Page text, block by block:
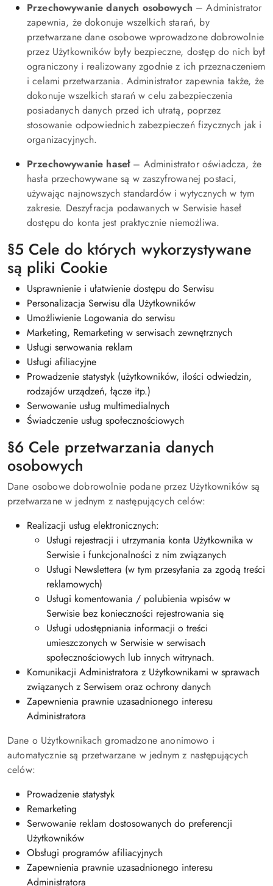
Przechowywanie danych osobowych– Administrator
zapewnia, że dokonuje wszelkich starań, by
przetwarzane dane osobowe wprowadzone dobrowolnie
przez Użytkowników były bezpieczne, dostęp do nich był
ograniczony i realizowany zgodnie z ich przeznaczeniem
i celami przetwarzania. Administrator zapewnia także, że
dokonuje wszelkich starań w celu zabezpieczenia
posiadanych danych przed ich utratą, poprzez
stosowanie odpowiednich zabezpieczeń fizycznych jak i
organizacyjnych.
Przechowywanie haseł– Administrator oświadcza, że
hasła przechowywane są w zaszyfrowanej postaci,
używając najnowszych standardów i wytycznych w tym
zakresie. Deszyfracja podawanych w Serwisie haseł
dostępu do konta jest praktycznie niemożliwa.
§5 Cele do których wykorzystywane
są pliki Cookie
Usprawnienie i ułatwienie dostępu do Serwisu
Personalizacja Serwisu dla Użytkowników
Umożliwienie Logowania do serwisu
Marketing, Remarketing w serwisach zewnętrznych
Usługi serwowania reklam
Usługi afiliacyjne
Prowadzenie statystyk (użytkowników, ilości odwiedzin,
rodzajów urządzeń, łącze itp.)
Serwowanie usług multimedialnych
Świadczenie usług społecznościowych
§6 Cele przetwarzania danych
osobowych
Dane osobowe dobrowolnie podane przez Użytkowników są
przetwarzane w jednym z następujących celów:
Realizacji usług elektronicznych:
Usługi rejestracji i utrzymania konta Użytkownika w
Serwisie i funkcjonalności z nim związanych
Usługi Newslettera (w tym przesyłania za zgodą treści
reklamowych)
Usługi komentowania / polubienia wpisów w
Serwisie bez konieczności rejestrowania się
Usługi udostępniania informacji o treści
umieszczonych w Serwisie w serwisach
społecznościowych lub innych witrynach.
Komunikacji Administratora z Użytkownikami w sprawach
związanych z Serwisem oraz ochrony danych
Zapewnienia prawnie uzasadnionego interesu
Administratora
Dane o Użytkownikach gromadzone anonimowo i
automatycznie są przetwarzane w jednym z następujących
celów:
Prowadzenie statystyk
Remarketing
Serwowanie reklam dostosowanych do preferencji
Użytkowników
Obsługi programów afiliacyjnych
Zapewnienia prawnie uzasadnionego interesu
Administratora